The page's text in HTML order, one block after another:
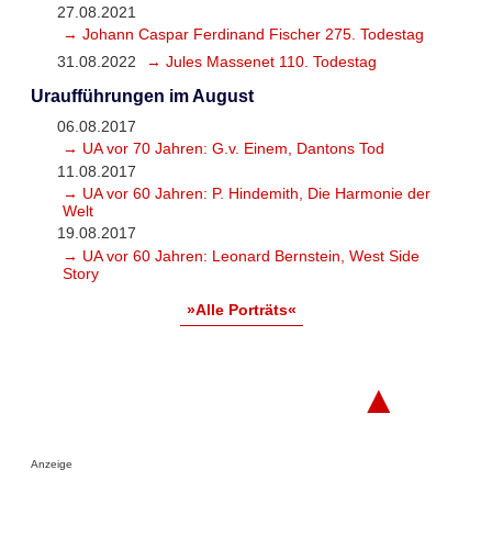
27.08.2021
→ Johann Caspar Ferdinand Fischer 275. Todestag
31.08.2022
→ Jules Massenet 110. Todestag
Uraufführungen im August
06.08.2017
→ UA vor 70 Jahren: G.v. Einem, Dantons Tod
11.08.2017
→ UA vor 60 Jahren: P. Hindemith, Die Harmonie der
Welt
19.08.2017
→ UA vor 60 Jahren: Leonard Bernstein, West Side
Story
»Alle Porträts«
▲
Anzeige